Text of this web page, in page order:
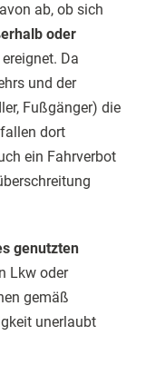
ab, ob sich
oder
ereignet. Da
und der
Fußgänger) die
dort
ein Fahrverbot
genutzten
Lkw oder
gemäß
unerlaubt